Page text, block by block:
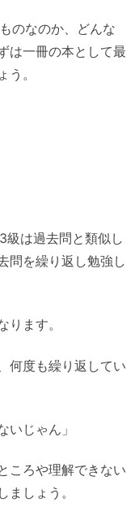
のなのか、どんな
は一冊の本として最
。
級は過去問と類似し
問を繰り返し勉強し
ます。
何度も繰り返してい
いじゃん」
ころや理解できない
しょう。